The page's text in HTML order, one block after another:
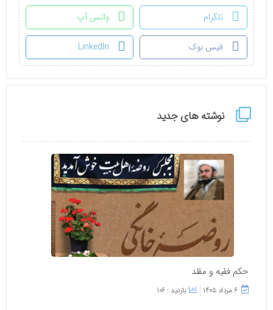
نوشته های جدید
حکم فقیه و مقلد
۶ مرداد ۱۴۰۵ بازدید : 106
تلگرام
واتس آپ
فیس بوک LinkedIn